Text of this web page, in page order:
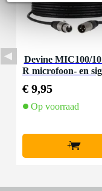
Devine MIC100/
R microfoon- en
€ 9,95
Op voorraad
+